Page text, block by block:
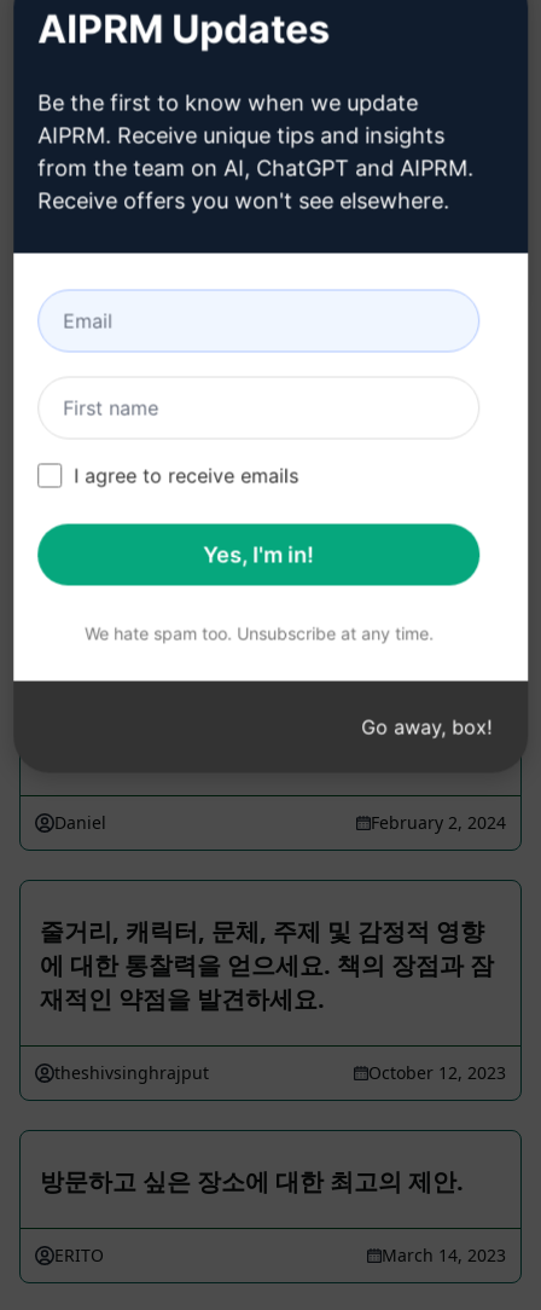
129 0 64
참고: 앞의 설명은 정확성을 검토하지 않았습니다. 생
설치하여 프롬프트를 사용해 보는 것이 좋습니다.
관련 프롬프트
Upwork을 위한 최고의 제안서를 작성하세
요
March 1, 2023
[TOPIC] [URL] [URL] [focuskeyphrase]
[keyword] [keyword] [keyword]로 1분
Daniel February 2, 2024
줄거리, 캐릭터, 문체, 주제 및 감정적 영향
에 대한 통찰력을 얻으세요. 책의 장점과 잠
재적인 약점을 발견하세요.
theshivsinghrajput October 12, 2023
방문하고 싶은 장소에 대한 최고의 제안.
ERITO March 14, 2023
AIPRM Updates
Be the first to know when we update
AIPRM. Receive unique tips and insights
from the team on AI, ChatGPT and AIPRM.
Receive offers you won't see elsewhere.
I agree to receive emails
Yes, I'm in!
We hate spam too. Unsubscribe at any time.
Go away, box!